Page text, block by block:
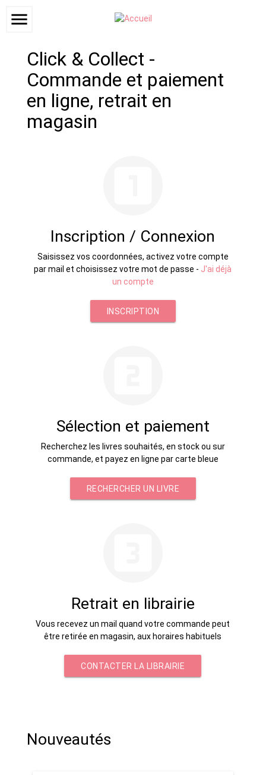
menu
Click & Collect -
Commande et paiement
en ligne, retrait en
magasin
Inscription / Connexion
Saisissez vos coordonnées, activez votre compte
par mail et choisissez votre mot de passe - J'ai déjà
un compte
INSCRIPTION
Sélection et paiement
Recherchez les livres souhaités, en stock ou sur
commande, et payez en ligne par carte bleue
RECHERCHER UN LIVRE
Retrait en librairie
Vous recevez un mail quand votre commande peut
être retirée en magasin, aux horaires habituels
CONTACTER LA LIBRAIRIE
Nouveautés